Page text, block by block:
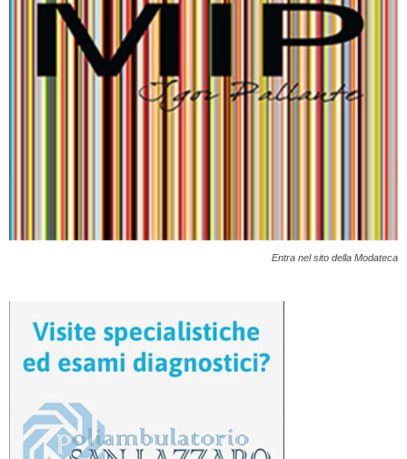
Entra nel sito della Modateca